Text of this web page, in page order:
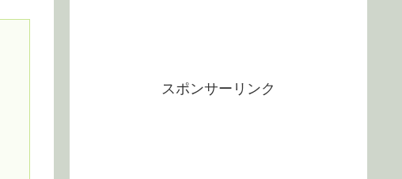
スポンサーリンク